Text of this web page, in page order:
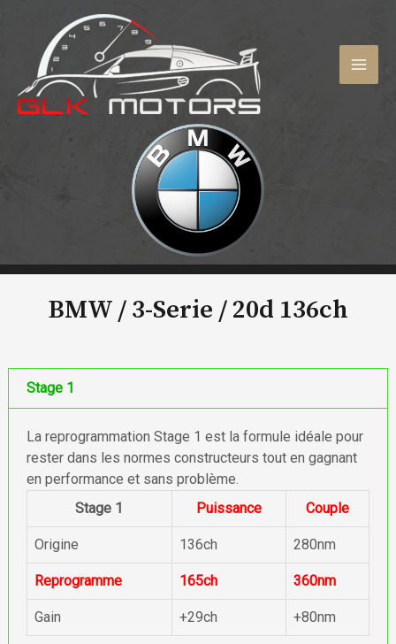
contenu
BMW / 3-Serie /20d 136ch
Stage 1
La reprogrammation Stage 1 est la formule idéale pour
rester dans les normes constructeurs tout en gagnant
en performance et sans problème.
Stage 1
Puissance Couple
Origine 136ch 280nm
Reprogramme 165ch 360nm
Gain +29ch +80nm